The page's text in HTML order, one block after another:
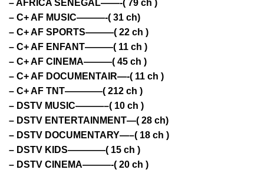
– AFRICA SENEGAL——-( 79 ch )
– C+ AF MUSIC———-( 31 ch)
– C+ AF SPORTS———( 22 ch )
– C+ AF ENFANT———( 11 ch )
– C+ AF CINEMA———( 45 ch )
– C+ AF DOCUMENTAIR—-( 11 ch )
– C+ AF TNT————( 212 ch )
– DSTV MUSIC———–( 10 ch )
– DSTV ENTERTAINMENT—( 28 ch)
– DSTV DOCUMENTARY—–( 18 ch )
– DSTV KIDS————( 15 ch )
– DSTV CINEMA———-( 20 ch )